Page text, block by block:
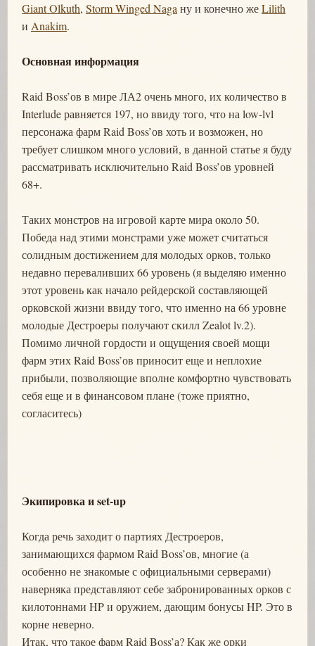
Giant Olkuth, Storm Winged Naga ну и конечно жеLilith
и Anakim.
Основная информация
Raid Boss’ов в мире ЛА2 очень много, их количество в
Interlude равняется 197, но ввиду того, что на low-lvl
персонажа фарм Raid Boss’ов хоть и возможен, но
требует слишком много условий, в данной статье я буду
рассматривать исключительно Raid Boss’ов уровней
68+.
Таких монстров на игровой карте мира около 50.
Победа над этими монстрами уже может считаться
солидным достижением для молодых орков, только
недавно переваливших 66 уровень (я выделяю именно
этот уровень как начало рейдерской составляющей
орковской жизни ввиду того, что именно на 66 уровне
молодые Дестроеры получают скилл Zealot lv.2).
Помимо личной гордости и ощущения своей мощи
фарм этих Raid Boss’ов приносит еще и неплохие
прибыли, позволяющие вполне комфортно чувствовать
себя еще и в финансовом плане (тоже приятно,
согласитесь)
Экипировка и set-up
Когда речь заходит о партиях Дестроеров,
занимающихся фармом Raid Boss’ов, многие (а
особенно не знакомые с официальными серверами)
наверняка представляют себе забронированных орков с
килотоннами HP и оружием, дающим бонусы HP. Это в
корне неверно.
Итак, что такое фарм Raid Boss’а? Как же орки